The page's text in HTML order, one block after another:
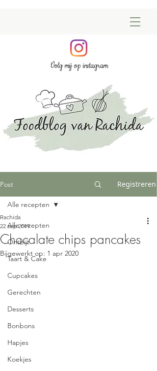
Volg mij op instagram
Post Registreren
Alle recepten
Ontbijt
Taart & Cake
Cupcakes
Gerechten
Desserts
Bonbons
Hapjes
Koekjes
Alle recepten
Chocalate chips pancakes
Rachida
22 sep 2019
Bijgewerkt op: 1 apr 2020